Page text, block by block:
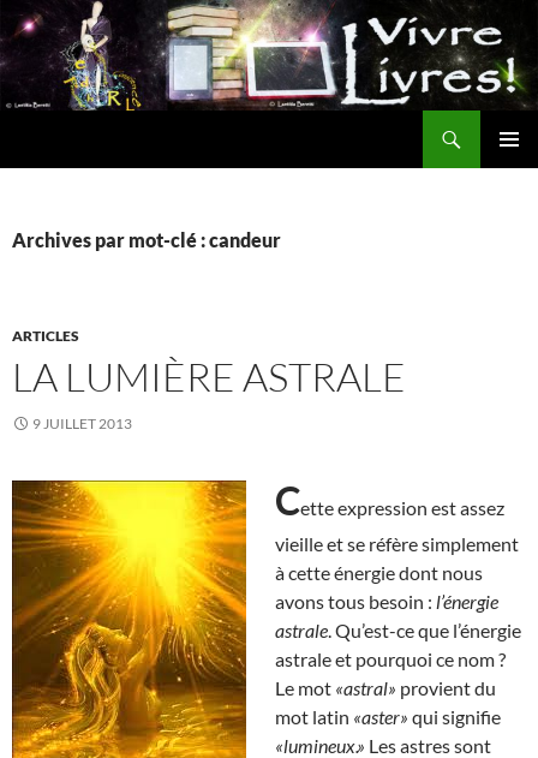
Aller
au
contenu
Archives par mot-clé : candeur
ARTICLES
LA LUMIÈRE ASTRALE
9 JUILLET 2013
Cette expression est assez
vieille et se réfère simplement
à cette énergie dont nous
avons tous besoin : l’énergie
astrale . Qu’est-ce que l’énergie
astrale et pourquoi ce nom ?
Le mot «astral» provient du
mot latin «aster» qui signifie
«lumineux.» Les astres sont